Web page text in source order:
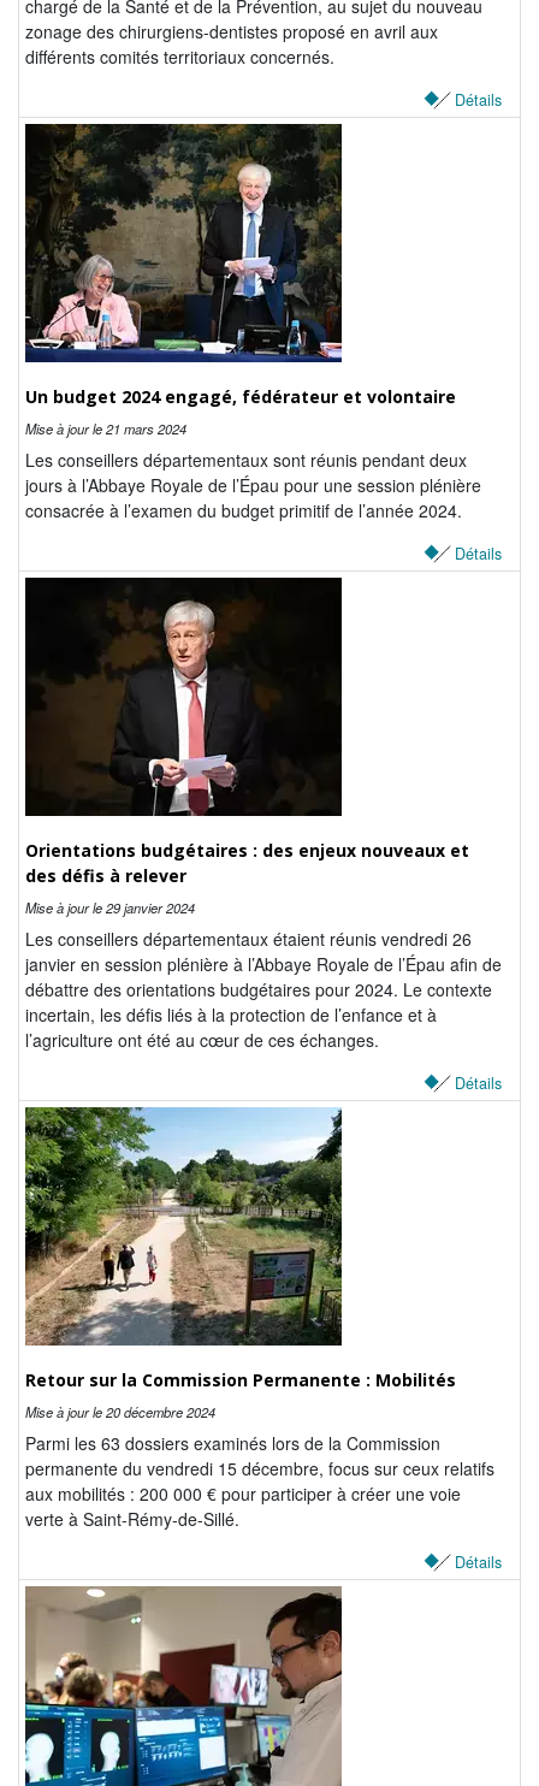
chargé de la Santé et de la Prévention, au sujet du nouveau
zonage des chirurgiens-dentistes proposé en avril aux
différents comités territoriaux concernés.
Détails
Un budget 2024 engagé, fédérateur et volontaire
Mise à jour le21 mars 2024
Les conseillers départementaux sont réunis pendant deux
jours à l’Abbaye Royale de l’Épau pour une session plénière
consacrée à l’examen du budget primitif de l’année 2024.
Détails
Orientations budgétaires : des enjeux nouveaux et
des défis à relever
Mise à jour le29 janvier 2024
Les conseillers départementaux étaient réunis vendredi 26
janvier en session plénière à l’Abbaye Royale de l’Épau afin de
débattre des orientations budgétaires pour 2024. Le contexte
incertain, les défis liés à la protection de l’enfance et à
l’agriculture ont été au cœur de ces échanges.
Détails
Retour sur la Commission Permanente : Mobilités
Mise à jour le20 décembre 2024
Parmi les 63 dossiers examinés lors de la Commission
permanente du vendredi 15 décembre, focus sur ceux relatifs
aux mobilités : 200 000 € pour participer à créer une voie
verte à Saint-Rémy-de-Sillé.
Détails